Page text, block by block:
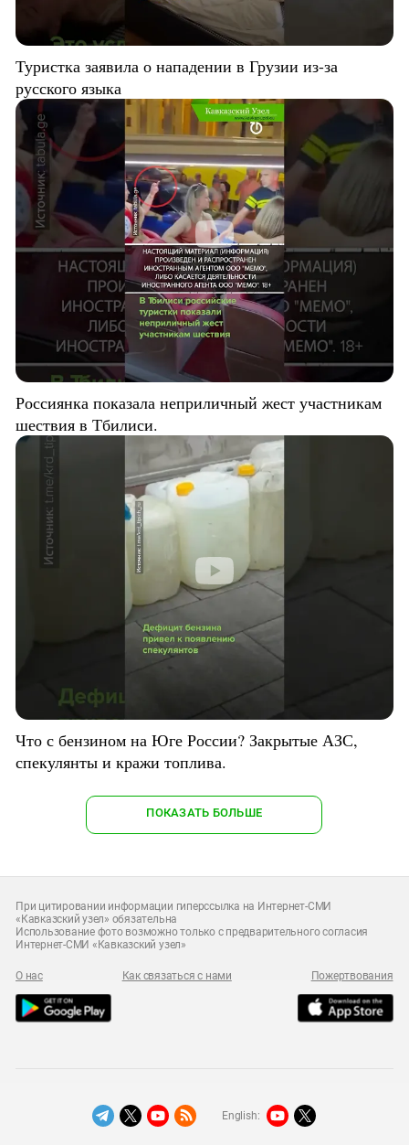
Туристка заявила о нападении в Грузии из-за
русского языка
Россиянка показала неприличный жест участникам
шествия в Тбилиси.
Что с бензином на Юге России? Закрытые АЗС,
спекулянты и кражи топлива.
ПОКАЗАТЬ БОЛЬШЕ
При цитировании информации гиперссылка на Интернет-СМИ
«Кавказский узел» обязательна
Использование фото возможно только с предварительного согласия
Интернет-СМИ «Кавказский узел»
О нас Как связаться с нами Пожертвования
English: